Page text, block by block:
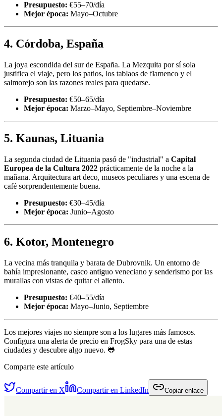
Presupuesto: €55–70/día
Mejor época: Mayo–Octubre
4. Córdoba, España
La joya escondida del sur de España. La Mezquita por sí sola
justifica el viaje, pero los patios, los tablaos de flamenco y el
salmorejo son las razones reales para quedarse.
Presupuesto: €50–65/día
Mejor época: Marzo–Mayo, Septiembre–Noviembre
5. Kaunas, Lituania
La segunda ciudad de Lituania pasó de "industrial" a Capital
Europea de la Cultura 2022 prácticamente de la noche a la
mañana. Arquitectura art deco, museos peculiares y una escena de
café sorprendentemente buena.
Presupuesto: €30–45/día
Mejor época: Junio–Agosto
6. Kotor, Montenegro
La vecina más tranquila y barata de Dubrovnik. Un entorno de
bahía impresionante, casco antiguo veneciano y senderismo por las
murallas con vistas de quitar el aliento.
Presupuesto: €40–55/día
Mejor época: Mayo–Junio, Septiembre
Los mejores viajes no siempre son a los lugares más famosos.
Configura una alerta de precio en FrogSky para una de estas
ciudades y descubre algo nuevo. 🐸
Comparte este artículo
Compartir en X Compartir en LinkedIn Copiar enlace